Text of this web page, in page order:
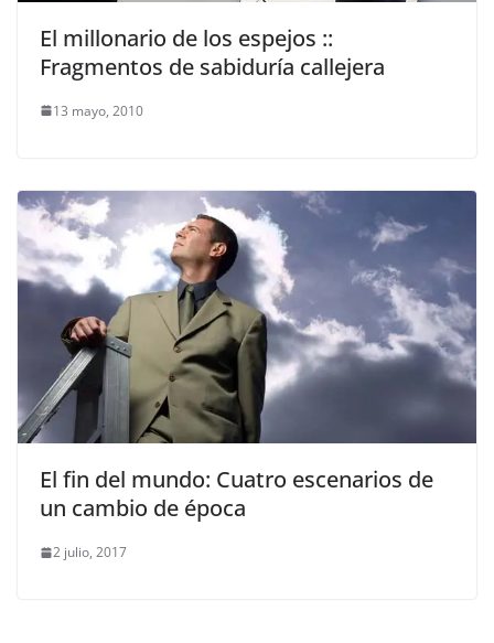
El millonario de los espejos ::
Fragmentos de sabiduría callejera
13 mayo, 2010
El fin del mundo: Cuatro escenarios de
un cambio de época
2 julio, 2017